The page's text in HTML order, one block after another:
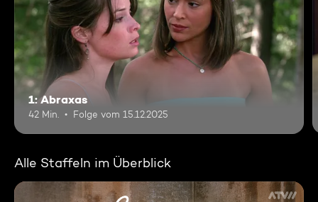
1: Abraxas
42 Min. Folge vom 15.12.2025
Alle Staffeln im Überblick